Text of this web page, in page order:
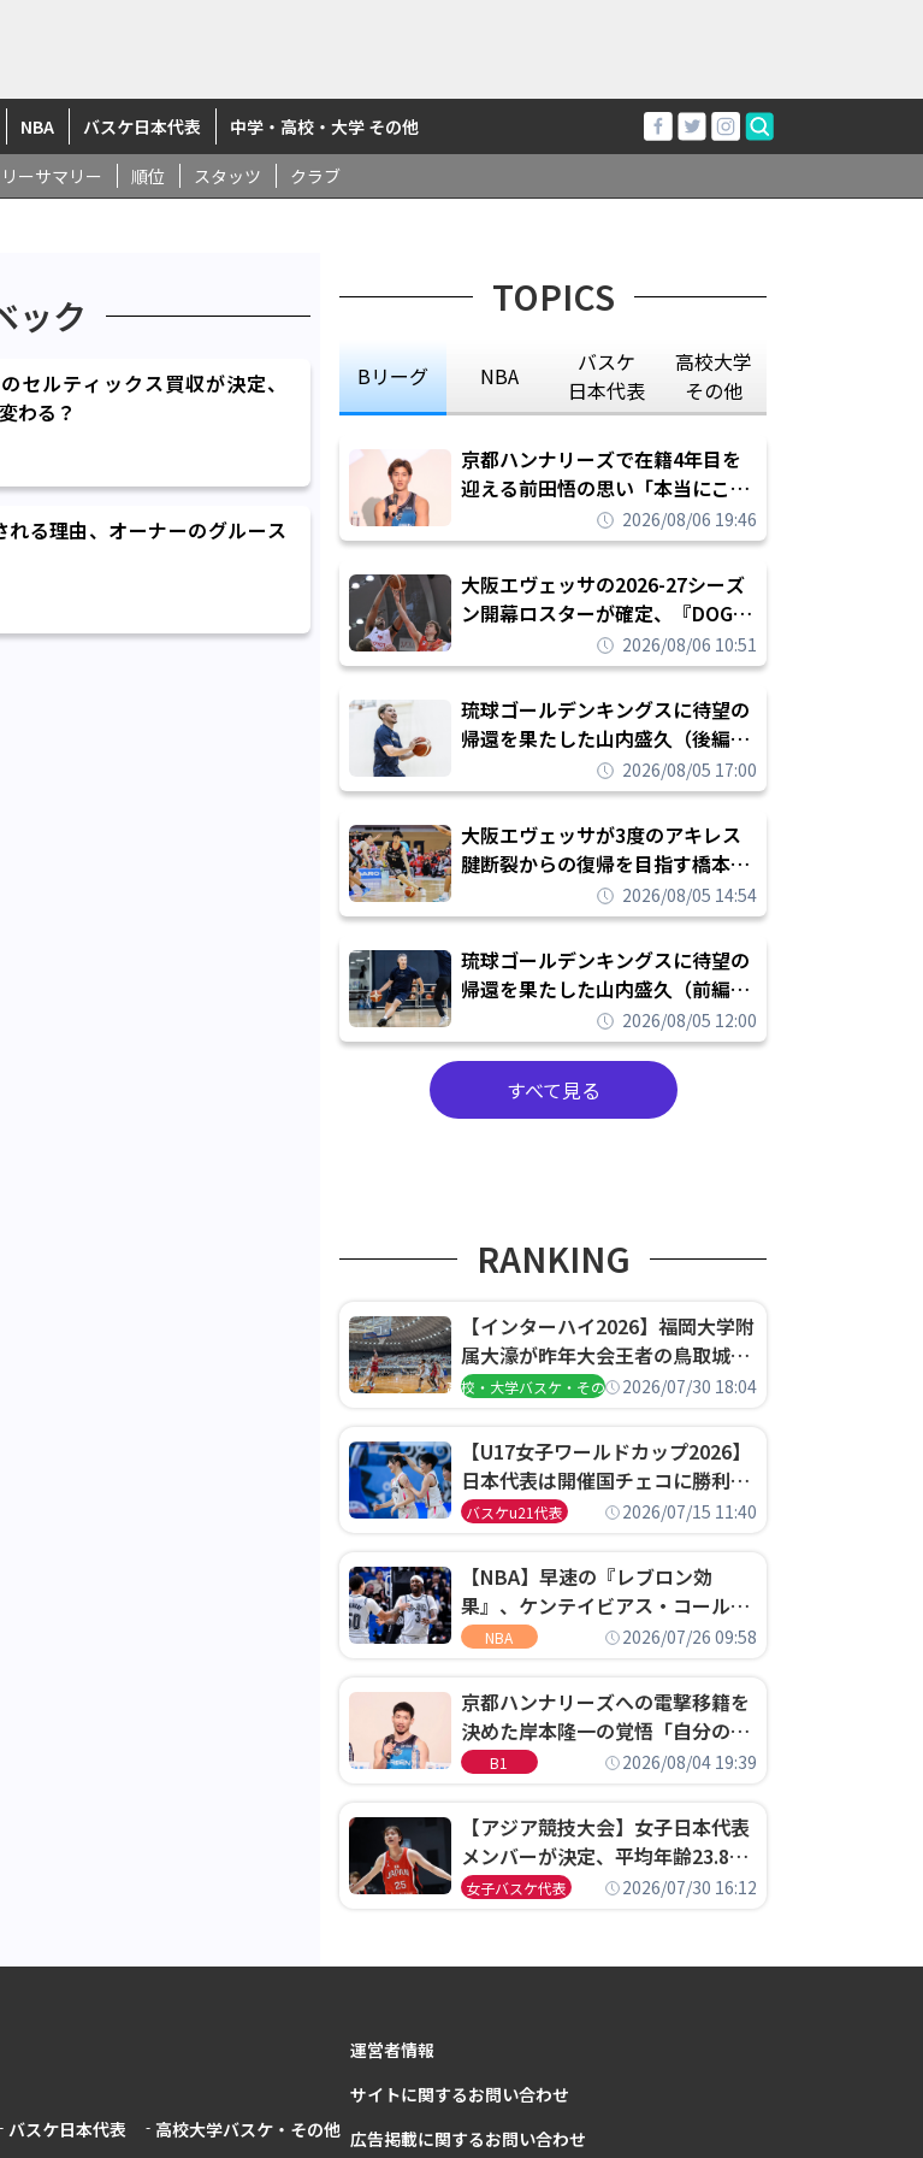
NBA バスケ日本代表 中学・高校・大学 その他
ーサマリー 順位 スタッツ
クラブ
ック
セルティックス買収が決定、
わる？
れる理由、オーナーのグルース
TOPICS
Bリーグ NBA
バスケ
日本代表
高校大学
その他
京都ハンナリーズで在籍4年目を
迎える前田悟の思い「本当にこの
チームで勝ちたい、負けたまま舐
められたまま終わりたくない」
2026/08/06 19:46
大阪エヴェッサの2026-27シーズ
ン開幕ロスターが確定、『DOG
FIGHT』のチームカルチャーを推
し進めて結果を求めるシーズンへ
2026/08/06 10:51
琉球ゴールデンキングスに待望の
帰還を果たした山内盛久（後編）
「1人のウチナーンチュとしてみ
んなが誇りに思えるチームにして
いく」
2026/08/05 17:00
大阪エヴェッサが3度のアキレス
腱断裂からの復帰を目指す橋本拓
哉と契約を締結「もう一度コート
に立ちたい」
2026/08/05 14:54
琉球ゴールデンキングスに待望の
帰還を果たした山内盛久（前編）
「キングスが積み上げてきたもの
を次の世代に繋いでいくのがやり
甲斐」
2026/08/05 12:00
すべて見る
RANKING
【インターハイ2026】福岡大学附
属大濠が昨年大会王者の鳥取城北
を撃破、大阪薫英女学院は岐阜女
高校・大学バスケ・その他2026/07/30 18:04
【U17女子ワールドカップ2026】
日本代表は開催国チェコに勝利し
て予選グループ3連勝で首位通
決定
バスケu21代表 2026/07/15 11:40
【NBA】早速の『レブロン効
果』、ケンテイビアス・コールド
ウェル・ポープがセブンティシク
NBA 2026/07/26 09:58
京都ハンナリーズへの電撃移籍を
決めた岸本隆一の覚悟「自分のエ
ゴというちっぽけなことのため
B1 2026/08/04 19:39
【アジア競技大会】女子日本代表
メンバーが決定、平均年齢23.8歳
のフレッシュなメンバーが日本開
女子バスケ代表 2026/07/30 16:12
バスケ日本代表 高校大学バスケ・その他
運営者情報
サイトに関するお問い合わせ
広告掲載に関するお問い合わせ